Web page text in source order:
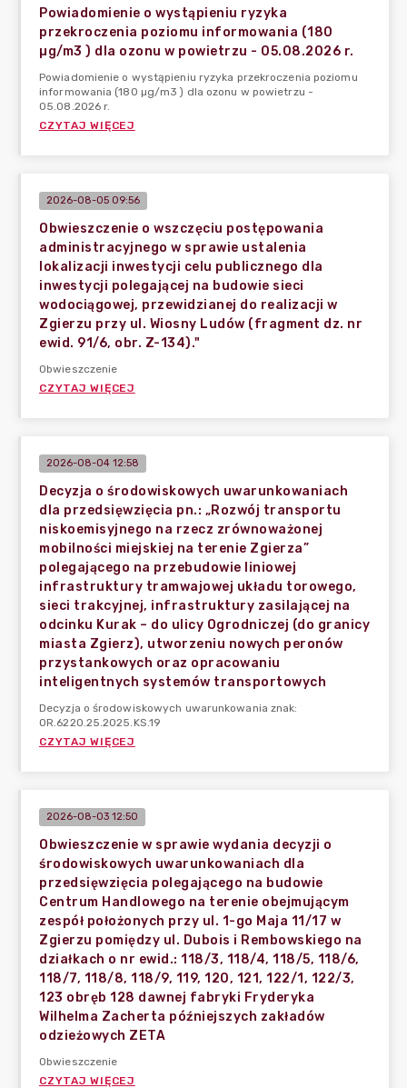
Powiadomienie o wystąpieniu ryzyka
przekroczenia poziomu informowania (180
µg/m3 ) dla ozonu w powietrzu - 05.08.2026 r.
Powiadomienie o wystąpieniu ryzyka przekroczenia poziomu
informowania (180 µg/m3 ) dla ozonu w powietrzu -
05.08.2026 r.
CZYTAJ WIĘCEJ
2026-08-05 09:56
Obwieszczenie o wszczęciu postępowania
administracyjnego w sprawie ustalenia
lokalizacji inwestycji celu publicznego dla
inwestycji polegającej na budowie sieci
wodociągowej, przewidzianej do realizacji w
Zgierzu przy ul. Wiosny Ludów (fragment dz. nr
ewid. 91/6, obr. Z-134)."
Obwieszczenie
CZYTAJ WIĘCEJ
2026-08-04 12:58
Decyzja o środowiskowych uwarunkowaniach
dla przedsięwzięcia pn.: „Rozwój transportu
niskoemisyjnego na rzecz zrównoważonej
mobilności miejskiej na terenie Zgierza”
polegającego na przebudowie liniowej
infrastruktury tramwajowej układu torowego,
sieci trakcyjnej, infrastruktury zasilającej na
odcinku Kurak – do ulicy Ogrodniczej (do granicy
miasta Zgierz), utworzeniu nowych peronów
przystankowych oraz opracowaniu
inteligentnych systemów transportowych
Decyzja o środowiskowych uwarunkowania znak:
OR.6220.25.2025.KS.19
CZYTAJ WIĘCEJ
2026-08-03 12:50
Obwieszczenie w sprawie wydania decyzji o
środowiskowych uwarunkowaniach dla
przedsięwzięcia polegającego na budowie
Centrum Handlowego na terenie obejmującym
zespół położonych przy ul. 1-go Maja 11/17 w
Zgierzu pomiędzy ul. Dubois i Rembowskiego na
działkach o nr ewid.: 118/3, 118/4, 118/5, 118/6,
118/7, 118/8, 118/9, 119, 120, 121, 122/1, 122/3,
123 obręb 128 dawnej fabryki Fryderyka
Wilhelma Zacherta późniejszych zakładów
odzieżowych ZETA
Obwieszczenie
CZYTAJ WIĘCEJ